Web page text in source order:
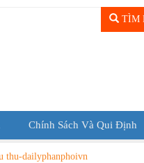
TÌM
Chính Sách Và Qui Định
thu-dailyphanphoivn